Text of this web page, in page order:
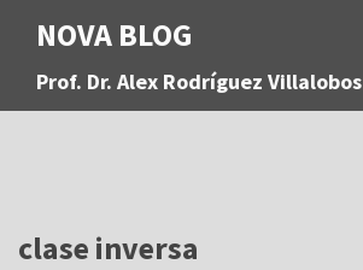
a
NOVA BLOG
Prof. Dr. Alex Rodríguez Villalobos
clase inversa